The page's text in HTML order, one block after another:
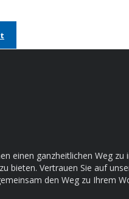
einen ganzheitlichen Weg zu
bieten. Vertrauen Sie auf
den Weg zu Ihrem